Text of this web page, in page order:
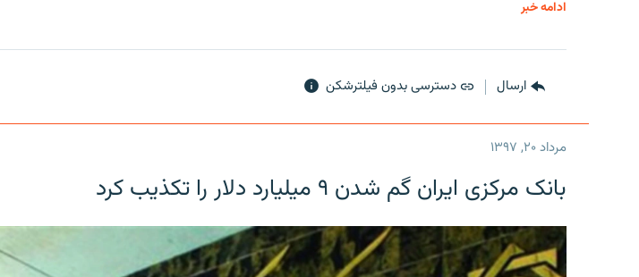
ادامه خبر
ارسال دسترسی بدون فیلترشکن
مرداد ۲۰, ۱۳۹۷
بانک مرکزی ایران گم شدن ۹ میلیارد دلار را تکذیب کرد